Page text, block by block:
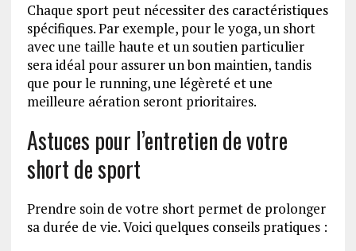
Chaque sport peut nécessiter des caractéristiques
spécifiques. Par exemple, pour le yoga, un short
avec une taille haute et un soutien particulier
sera idéal pour assurer un bon maintien, tandis
que pour le running, une légèreté et une
meilleure aération seront prioritaires.
Astuces pour l’entretien de votre
short de sport
Prendre soin de votre short permet de prolonger
sa durée de vie. Voici quelques conseils pratiques :